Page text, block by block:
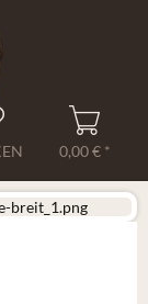
0,00 € *